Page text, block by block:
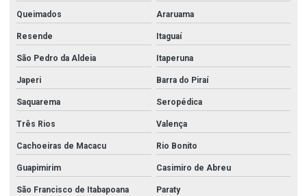
Queimados Araruama
Resende Itaguaí
São Pedro da Aldeia Itaperuna
Japeri Barra do Piraí
Saquarema Seropédica
Três Rios Valença
Cachoeiras de Macacu Rio Bonito
Guapimirim Casimiro de Abreu
São Francisco de Itabapoana Paraty